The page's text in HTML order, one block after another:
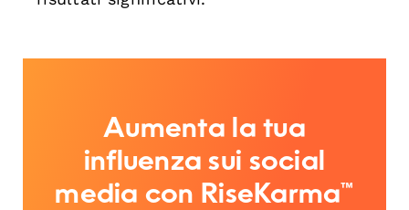
Aumenta la tua
influenza sui social
media con RiseKarma™